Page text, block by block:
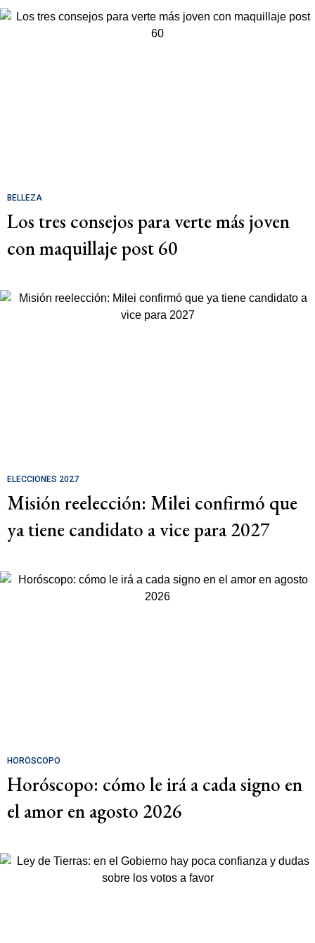
BELLEZA
Los tres consejos para verte más joven
con maquillaje post 60
ELECCIONES 2027
Misión reelección: Milei confirmó que
ya tiene candidato a vice para 2027
HORÓSCOPO
Horóscopo: cómo le irá a cada signo en
el amor en agosto 2026